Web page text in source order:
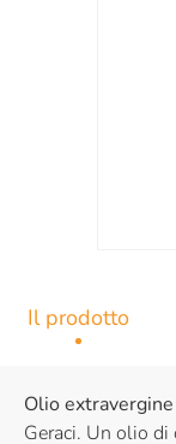
Il prodotto
Olio
Geraci. Un olio di